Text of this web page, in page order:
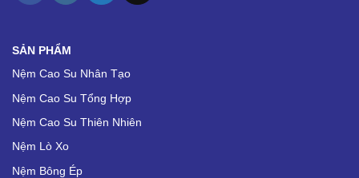
SẢN PHẨM
Nệm Cao Su Nhân Tạo
Nệm Cao Su Tổng Hợp
Nệm Cao Su Thiên Nhiên
Nệm Lò Xo
Nệm Bông Ép